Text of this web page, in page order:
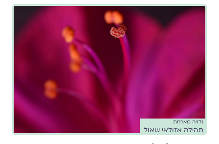
גלויה מארחת
תהילה אזולאי שאול